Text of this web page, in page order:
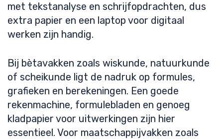
met tekstanalyse en schrijfopdrachten, dus
extra papier en een laptop voor digitaal
werken zijn handig.
Bij bètavakken zoals wiskunde, natuurkunde
of scheikunde ligt de nadruk op formules,
grafieken en berekeningen. Een goede
rekenmachine, formulebladen en genoeg
kladpapier voor uitwerkingen zijn hier
essentieel. Voor maatschappijvakken zoals